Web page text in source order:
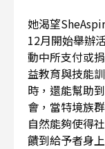
她渴望
12月開始舉辦
動中所支付或
益教育與技能
時，還能幫助
會，當特境族
自然能夠使得
饋到給予者身